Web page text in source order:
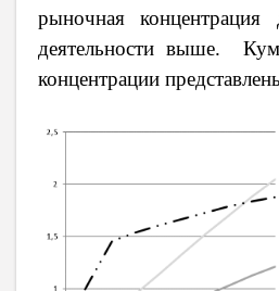
рыночная
деятельности выше.
концентрации